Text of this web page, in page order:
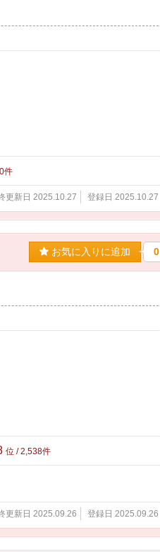
件
更新日 2025.10.27 登録日 2025.10.27
お気に入りに追加 0
位 / 2,538件
更新日 2025.09.26 登録日 2025.09.26